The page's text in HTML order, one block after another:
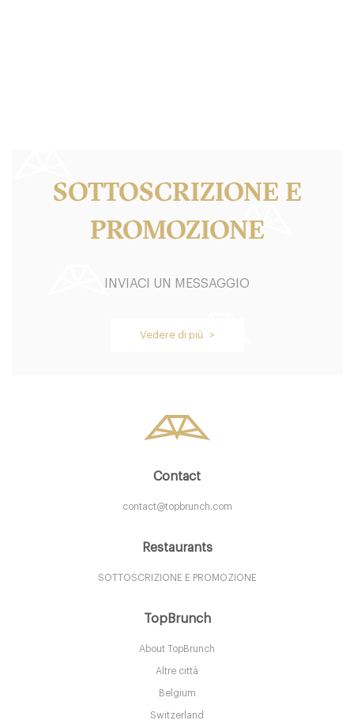
SOTTOSCRIZIONE E
PROMOZIONE
INVIACI UN MESSAGGIO
Vedere di più >
Contact
contact@topbrunch.com
Restaurants
SOTTOSCRIZIONE E PROMOZIONE
TopBrunch
About TopBrunch
Altre città
Belgium
Switzerland